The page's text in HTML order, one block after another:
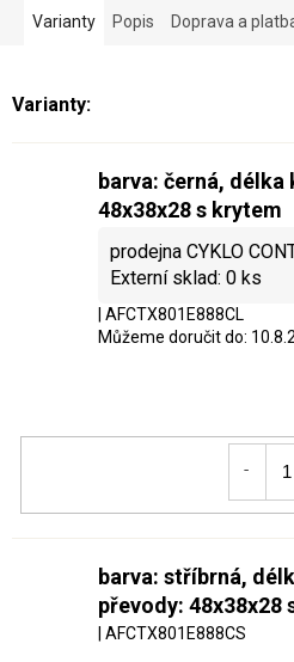
Varianty Popis Doprava a
barva: černá,
48x38x28 s krytem
0 ks
| AFCTX801E888CL
Můžeme doručit do:
barva: stříbrná,
převody: 48x38x28
| AFCTX801E888CS